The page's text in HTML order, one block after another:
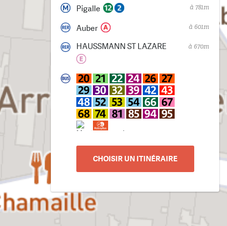
Pigalle à 781m
Auber à 601m
HAUSSMANN ST LAZARE à 670m
CHOISIR UN ITINÉRAIRE